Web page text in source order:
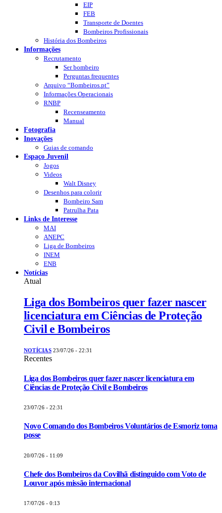
EIP
FEB
Transporte de Doentes
Bombeiros Profissionais
História dos Bombeiros
Informações
Recrutamento
Ser bombeiro
Perguntas frequentes
Arquivo “Bombeiros.pt”
Informações Operacionais
RNBP
Recenseamento
Manual
Fotografia
Inovações
Guias de comando
Espaço Juvenil
Jogos
Videos
Walt Disney
Desenhos para colorir
Bombeiro Sam
Patrulha Pata
Links de Interesse
MAI
ANEPC
Liga de Bombeiros
INEM
ENB
Notícias
Atual
Liga dos Bombeiros quer fazer nascer
licenciatura em Ciências de Proteção
Civil e Bombeiros
NOTÍCIAS 23/07/26 - 22:31
Recentes
Liga dos Bombeiros quer fazer nascer licenciatura em
Ciências de Proteção Civil e Bombeiros
23/07/26 - 22:31
Novo Comando dos Bombeiros Voluntários de Esmoriz toma
posse
20/07/26 - 11:09
Chefe dos Bombeiros da Covilhã distinguido com Voto de
Louvor após missão internacional
17/07/26 - 0:13